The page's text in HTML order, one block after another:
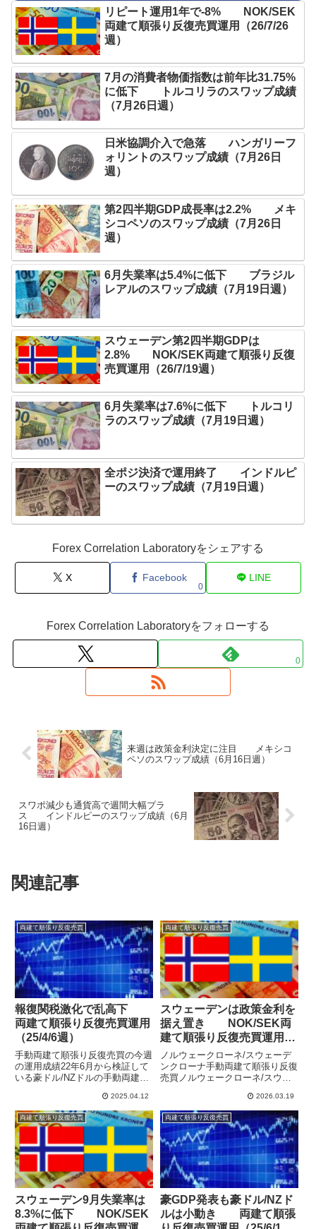
リピート運用1年で-8% NOK/SEK
両建て順張り反復売買運用（26/7/26
週）
7月の消費者物価指数は前年比31.75%
に低下 トルコリラのスワップ成績
（7月26日週）
日米協調介入で急落 ハンガリーフ
ォリントのスワップ成績（7月26日
週）
第2四半期GDP成長率は2.2% メキ
シコペソのスワップ成績（7月26日
週）
6月失業率は5.4%に低下 ブラジル
レアルのスワップ成績（7月19日週）
スウェーデン第2四半期GDPは
2.8% NOK/SEK両建て順張り反復
売買運用（26/7/19週）
6月失業率は7.6%に低下 トルコリ
ラのスワップ成績（7月19日週）
全ポジ決済で運用終了 インドルピ
ーのスワップ成績（7月19日週）
Forex Correlation Laboratoryをシェアする
X Facebook
0
LINE
Forex Correlation Laboratoryをフォローする
0
来週は政策金利決定に注目 メキシコ
ペソのスワップ成績（6月16日週）
スワポ減少も通貨高で週間大幅プラ
ス インドルピーのスワップ成績（6月
16日週）
関連記事
両建て順張り反復売買
報復関税激化で乱高下
両建て順張り反復売買運用
（25/4/6週）
手動両建て順張り反復売買の今週
の運用成績22年6月から検証して
いる豪ドル/NZドルの手動両建て
しています。元本50万円をリピ
ート売買で運用し、特に相場の上
下を予想することなく等間隔の注
文と決済を繰り返すことで、...
2025.04.12
両建て順張り反復売買
スウェーデンは政策金利を
据え置き NOK/SEK両
建て順張り反復売買運用
（26/3/8週）
ノルウェークローネ/スウェーデ
ンクローナ手動両建て順張り反復
売買ノルウェークローネ/スウェ
り反復売買での運用をしていま
す。両建てで利確幅を狭めて回転
重視の設定で運用していました
が、いまいちハマらずに利益が伸
びず...
2026.03.19
両建て順張り反復売買
スウェーデン9月失業率は
8.3%に低下 NOK/SEK
両建て順張り反復売買
豪GDP発表も豪ドル/NZド
ルは小動き 両建て順張